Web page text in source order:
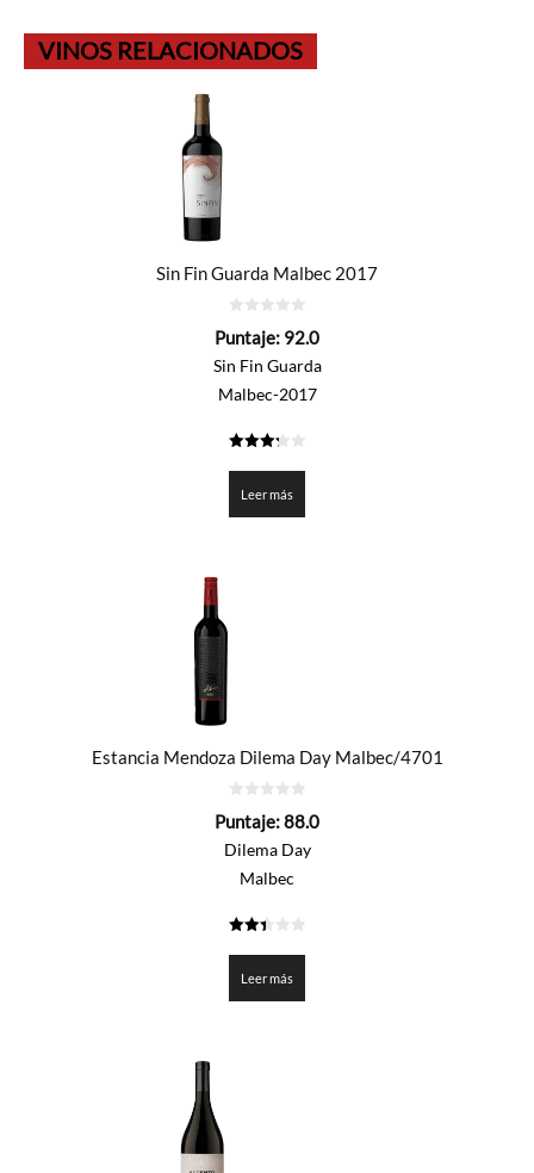
VINOS RELACIONADOS
Sin Fin Guarda Malbec 2017
de
Puntaje: 92.0
Sin Fin Guarda
Malbec-2017
de 5
Leer más
Estancia Mendoza Dilema Day Malbec/4701
de
Puntaje:88.0
Dilema Day
Malbec
de 5
Leer más